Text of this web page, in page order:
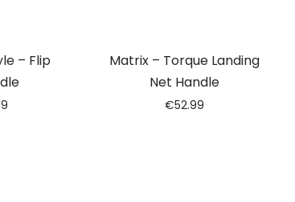
– Flip
Matrix – Torque Landing
Net Handle
€52.99